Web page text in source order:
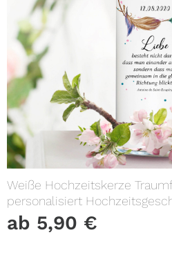
Weiße Hochzeitskerze
personalisiert
ab 5,90 €